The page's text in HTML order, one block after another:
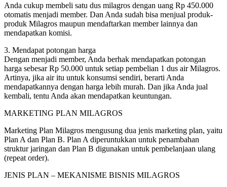
Anda cukup membeli satu dus milagros dengan uang Rp 450.000
otomatis menjadi member. Dan Anda sudah bisa menjual produk-
produk Milagros maupun mendaftarkan member lainnya dan
mendapatkan komisi.
3. Mendapat potongan harga
Dengan menjadi member, Anda berhak mendapatkan potongan
harga sebesar Rp 50.000 untuk setiap pembelian 1 dus air Milagros.
Artinya, jika air itu untuk konsumsi sendiri, berarti Anda
mendapatkannya dengan harga lebih murah. Dan jika Anda jual
kembali, tentu Anda akan mendapatkan keuntungan.
MARKETING PLAN MILAGROS
Marketing Plan Milagros mengusung dua jenis marketing plan, yaitu
Plan A dan Plan B. Plan A diperuntukkan untuk penambahan
struktur jaringan dan Plan B digunakan untuk pembelanjaan ulang
(repeat order).
JENIS PLAN – MEKANISME BISNIS MILAGROS